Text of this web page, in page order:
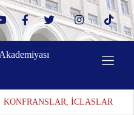
KONFRANSLAR, İCLASLAR